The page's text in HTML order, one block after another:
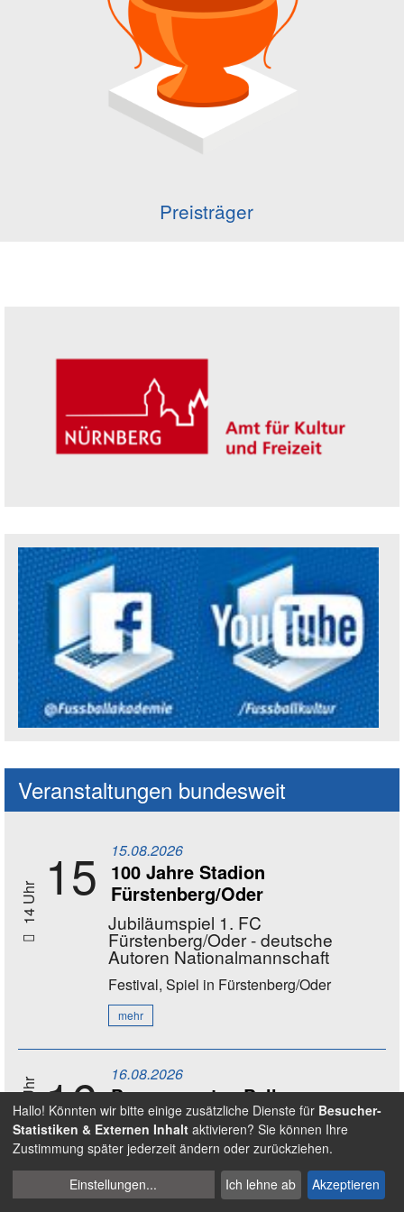
Preisträger
Social Media Kanäle der Akademie
Veranstaltungen bundesweit
14 Uhr 15 15.08.2026
100 Jahre Stadion
Fürstenberg/Oder
Jubiläumspiel 1. FC
Fürstenberg/Oder - deutsche
Autoren Nationalmannschaft
Festival, Spiel in Fürstenberg/Oder
mehr
11 - 17 Uhr16 16.08.2026
Bewegungstag Ball
Spielin Nürnberg - Wöhrder Wiese
mehr
Cookies
verwalten
Hallo! Könnten wir bitte einige zusätzliche Dienste für Besucher-
Statistiken & Externen Inhalt aktivieren? Sie können Ihre
Zustimmung später jederzeit ändern oder zurückziehen.
Einstellungen... Ich lehne ab Akzeptieren